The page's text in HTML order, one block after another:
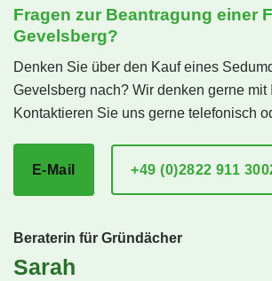
Fragen zur Beantragung einer
Gevelsberg?
Denken Sie über den Kauf eines
Gevelsberg nach? Wir denken gerne mit
Kontaktieren Sie uns gerne telefonisch
E-Mail +49 (0)2822 911
Beraterin für Gründächer
Sarah